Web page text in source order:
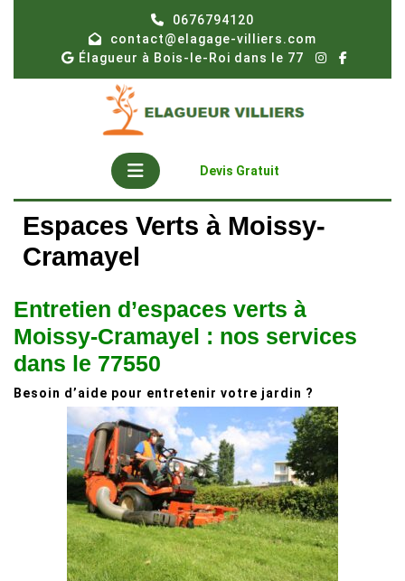
0676794120
contact@elagage-villiers.com
Élagueur à Bois-le-Roi dans le 77
Open
Button
Devis Gratuit
Espaces Verts à Moissy-
Cramayel
Entretien d’espaces verts à
Moissy-Cramayel : nos services
dans le 77550
Besoin d’aide pour entretenir votre jardin ?